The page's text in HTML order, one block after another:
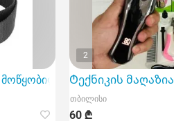
მოწყობილობა
2
Ტექნიკის
თბილისი
60 ₾